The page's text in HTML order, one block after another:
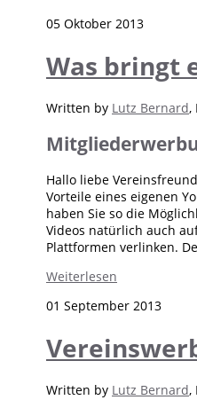
05 Oktober 2013
Was bringt
Written by Lutz Bernard,
Hallo liebe
Vorteile eines eigenen
haben Sie so die
Videos natürlich auch
Plattformen verlinken.
Weiterlesen
01 September 2013
Written by Lutz Bernard,